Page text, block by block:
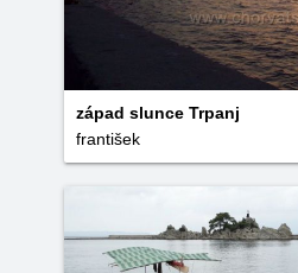
západ slunce Trpanj
františek